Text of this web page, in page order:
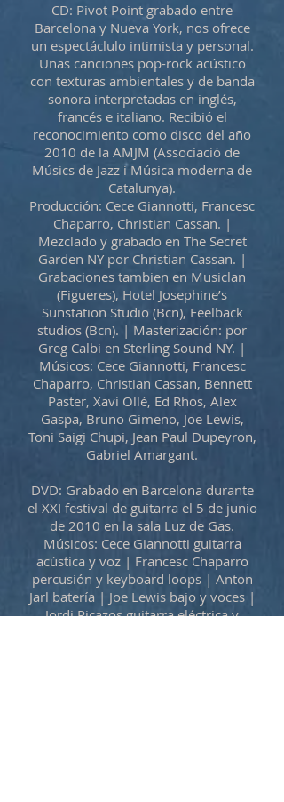
CD: Pivot Point grabado entre
Barcelona y Nueva York, nos ofrece
un espectáclulo intimista y personal.
Unas canciones pop-rock acústico
con texturas ambientales y de banda
sonora interpretadas en inglés,
francés e italiano. Recibió el
reconocimiento como disco del año
2010 de la AMJM (Associació de
Músics de Jazz i Música moderna de
Catalunya).
Producción: Cece Giannotti, Francesc
Chaparro, Christian Cassan. |
Mezclado y grabado en The Secret
Garden NY por Christian Cassan. |
Grabaciones tambien en Musiclan
(Figueres), Hotel Josephine’s
Sunstation Studio (Bcn), Feelback
studios (Bcn). | Masterización: por
Greg Calbi en Sterling Sound NY. |
Músicos: Cece Giannotti, Francesc
Chaparro, Christian Cassan, Bennett
Paster, Xavi Ollé, Ed Rhos, Alex
Gaspa, Bruno Gimeno, Joe Lewis,
Toni Saigi Chupi, Jean Paul Dupeyron,
Gabriel Amargant.
DVD: Grabado en Barcelona durante
el XXI festival de guitarra el 5 de junio
de 2010 en la sala Luz de Gas.
Músicos: Cece Giannotti guitarra
acústica y voz | Francesc Chaparro
percusión y keyboard loops | Anton
Jarl batería | Joe Lewis bajo y voces |
Jordi Picazos guitarra eléctrica y